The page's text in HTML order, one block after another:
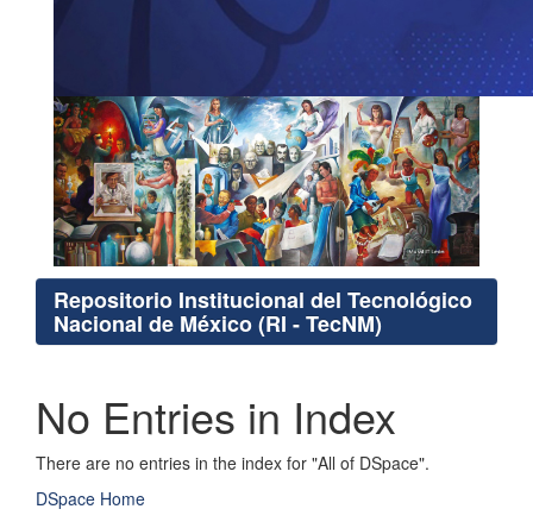
Repositorio Institucional del Tecnológico
Nacional de México (RI - TecNM)
No Entries in Index
There are no entries in the index for "All of DSpace".
DSpace Home